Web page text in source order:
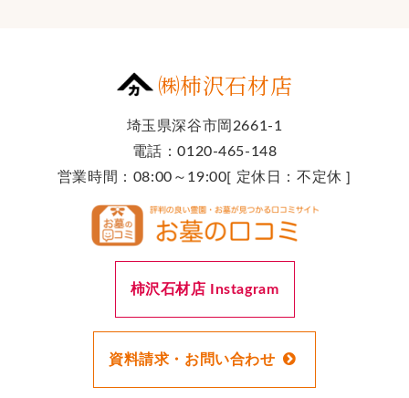
㈱柿沢石材店
埼玉県深谷市岡2661-1
電話：0120-465-148
営業時間：08:00～19:00[ 定休日：不定休 ]
柿沢石材店 Instagram
資料請求・お問い合わせ